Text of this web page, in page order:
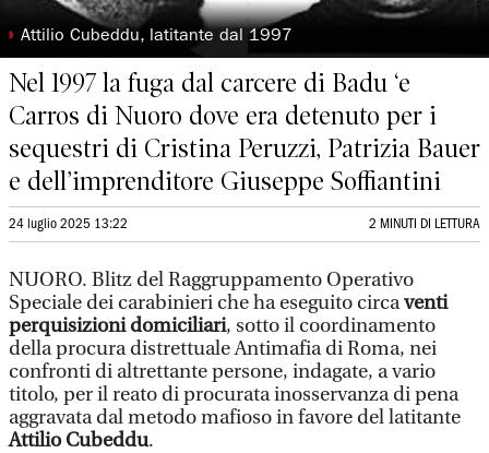
◗ Attilio Cubeddu, latitante dal 1997
Nel 1997 la fuga dal carcere di Badu ‘e
Carros di Nuoro dove era detenuto per i
sequestri di Cristina Peruzzi, Patrizia Bauer
e dell’imprenditore Giuseppe Soffiantini
24 luglio 2025 13:22 2 MINUTI DI LETTURA
NUORO. Blitz del Raggruppamento Operativo
Speciale dei carabinieri che ha eseguito circaventi
perquisizioni domiciliari, sotto il coordinamento
della procura distrettuale Antimafia di Roma, nei
confronti di altrettante persone, indagate, a vario
titolo, per il reato di procurata inosservanza di pena
aggravata dal metodo mafioso in favore del latitante
Attilio Cubeddu.